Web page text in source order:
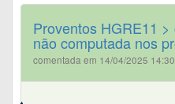
Proventos HGRE11 >
não computada nos
comentada em 14/04/2025 14:30